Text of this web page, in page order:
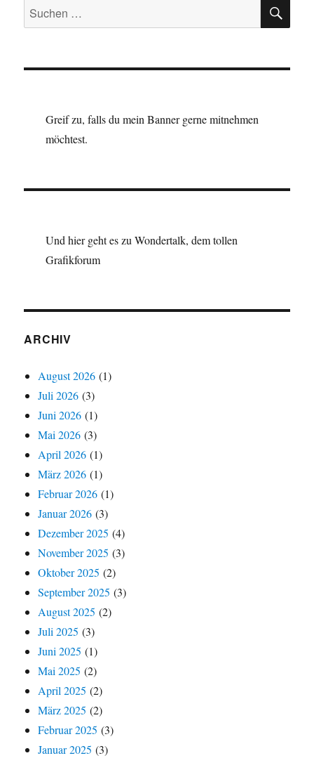
Suchen
nach:
Greif zu, falls du mein Banner gerne mitnehmen
möchtest.
Und hier geht es zu Wondertalk, dem tollen
Grafikforum
ARCHIV
August 2026 (1)
Juli 2026 (3)
Juni 2026 (1)
Mai 2026 (3)
April 2026 (1)
März 2026 (1)
Februar 2026 (1)
Januar 2026 (3)
Dezember 2025 (4)
November 2025 (3)
Oktober 2025 (2)
September 2025 (3)
August 2025 (2)
Juli 2025 (3)
Juni 2025 (1)
Mai 2025 (2)
April 2025 (2)
März 2025 (2)
Februar 2025 (3)
Januar 2025 (3)